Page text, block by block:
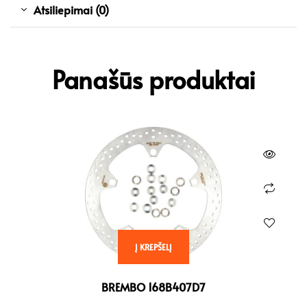
Atsiliepimai (0)
Panašūs produktai
Į KREPŠELĮ
BREMBO 168B407D7